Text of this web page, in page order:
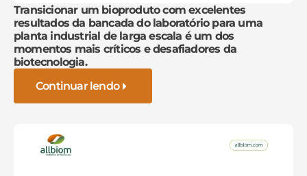
Transicionar um bioproduto com excelentes
resultados da bancada do laboratório para uma
planta industrial de larga escala é um dos
momentos mais críticos e desafiadores da
biotecnologia.
Continuar lendo